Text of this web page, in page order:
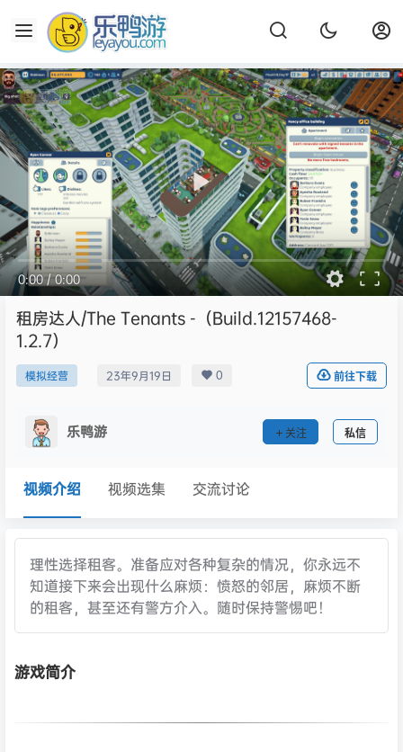
0:00/0:00
租房达人/The Tenants -（Build.12157468-
1.2.7）
模拟经营 23年9月19日 0 前往下载
乐鸭游 关注 私信
视频介绍 视频选集 交流讨论
理性选择租客。准备应对各种复杂的情况，你永远不
知道接下来会出现什么麻烦：愤怒的邻居，麻烦不断
的租客，甚至还有警方介入。随时保持警惕吧！
游戏简介